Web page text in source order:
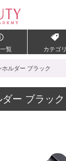
覧 カテゴリ
ホルダー ブラック
ー ブラック